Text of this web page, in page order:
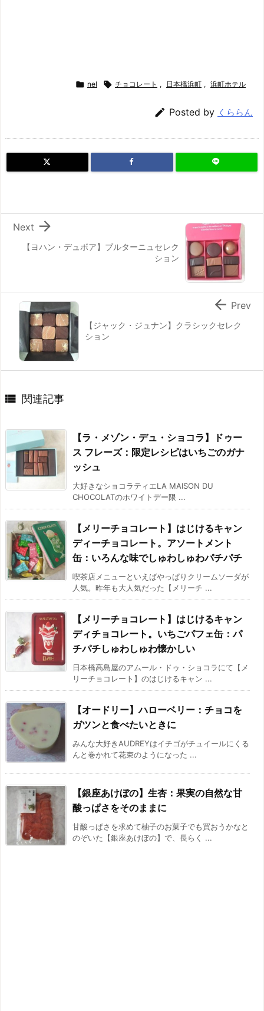
 nel  チョコレート , 日本橋浜町 , 浜町ホテル
 Posted by くららん
【ヨハン・デュボア】ブルターニュセレク
ション

Next
【ジャック・ジュナン】クラシックセレク
ション
 Prev
 関連記事
【ラ・メゾン・デュ・ショコラ】ドゥー
ス フレーズ：限定レシピはいちごのガナ
ッシュ
大好きなショコラティエLA MAISON DU
CHOCOLATのホワイトデー限 ...
【メリーチョコレート】はじけるキャン
ディーチョコレート。アソートメント
缶：いろんな味でしゅわしゅわパチパチ
喫茶店メニューといえばやっぱりクリームソーダが
人気。昨年も大人気だった【メリーチ ...
【メリーチョコレート】はじけるキャン
ディチョコレート。いちごパフェ缶：パ
チパチしゅわしゅわ懐かしい
日本橋高島屋のアムール・ドゥ・ショコラにて【メ
リーチョコレート】のはじけるキャン ...
【オードリー】ハローベリー：チョコを
ガツンと食べたいときに
みんな大好きAUDREYはイチゴがチュイールにくる
んと巻かれて花束のようになった ...
【銀座あけぼの】生杏：果実の自然な甘
酸っぱさをそのままに
甘酸っぱさを求めて柚子のお菓子でも買おうかなと
のぞいた【銀座あけぼの】で、長らく ...